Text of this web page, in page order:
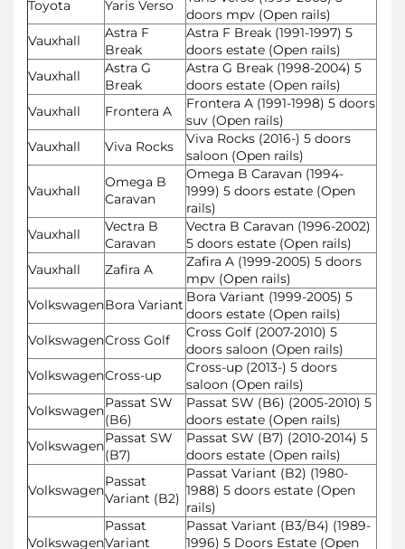
Toyota
Yaris Verso
doors mpv (Open rails)
Vauxhall
Astra F
Break
Astra F Break (1991-1997) 5
doors estate (Open rails)
Vauxhall
Astra G
Break
Astra G Break (1998-2004) 5
doors estate (Open rails)
Vauxhall
Frontera A
Frontera A (1991-1998) 5 doors
suv (Open rails)
Vauxhall
Viva Rocks
Viva Rocks (2016-) 5 doors
saloon (Open rails)
Vauxhall
Omega B
Caravan
Omega B Caravan (1994-
1999) 5 doors estate (Open
rails)
Vauxhall
Vectra B
Caravan
Vectra B Caravan (1996-2002)
5 doors estate (Open rails)
Vauxhall
Zafira A
Zafira A (1999-2005) 5 doors
mpv (Open rails)
VolkswagenBora Variant Bora Variant (1999-2005) 5
doors estate (Open rails)
VolkswagenCross Golf
Cross Golf (2007-2010) 5
doors saloon (Open rails)
VolkswagenCross-up
Cross-up (2013-) 5 doors
saloon (Open rails)
VolkswagenPassat SW
(B6)
Passat SW (B6) (2005-2010) 5
doors estate (Open rails)
VolkswagenPassat SW
(B7)
Passat SW (B7) (2010-2014) 5
doors estate (Open rails)
Volkswagen
Passat
Variant (B2)
Passat Variant (B2) (1980-
1988) 5 doors estate (Open
rails)
Volkswagen
Passat
Variant
Passat Variant (B3/B4) (1989-
1996) 5 Doors Estate (Open